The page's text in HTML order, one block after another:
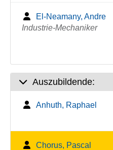
El-Neamany, Andre
Industrie-Mechaniker
Auszubildende:
Anhuth, Raphael
Chorus, Pascal